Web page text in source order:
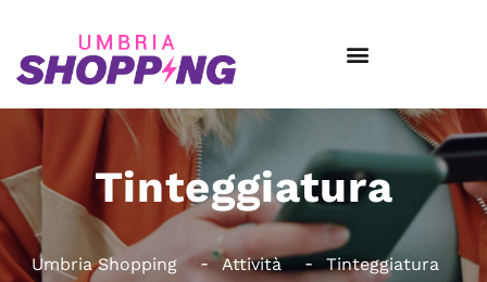
Tinteggiatura
Umbria Shopping Attività Tinteggiatura